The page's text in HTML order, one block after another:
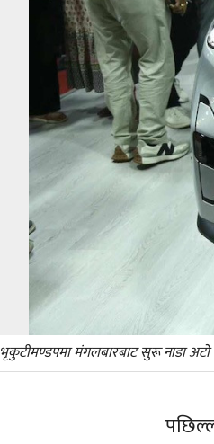
भृकुटीमण्डपमा मंगलबारबाट सुरू नाडा अटो